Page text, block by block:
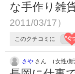
な手作り雑
2011/03/17）
このクチコミに
さや さん （女性/新